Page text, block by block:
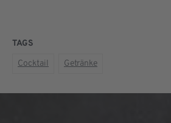
TAGS
Cocktail
Getränke